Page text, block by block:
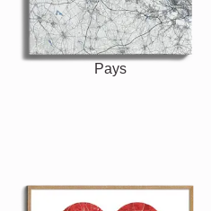
Pays